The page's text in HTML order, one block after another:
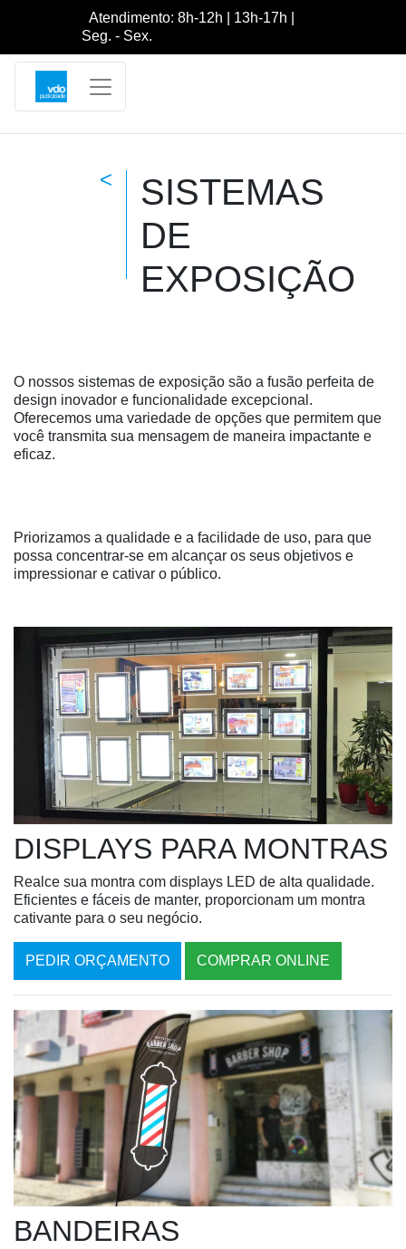
Atendimento: 8h-12h | 13h-17h |
Seg. - Sex.
<
SISTEMAS
DE
EXPOSIÇÃO
O nossos sistemas de exposição são a fusão perfeita de
design inovador e funcionalidade excepcional.
Oferecemos uma variedade de opções que permitem que
você transmita sua mensagem de maneira impactante e
eficaz.
Priorizamos a qualidade e a facilidade de uso, para que
possa concentrar-se em alcançar os seus objetivos e
impressionar e cativar o público.
DISPLAYS PARA MONTRAS
Realce sua montra com displays LED de alta qualidade.
Eficientes e fáceis de manter, proporcionam um montra
cativante para o seu negócio.
PEDIR ORÇAMENTO COMPRAR ONLINE
BANDEIRAS